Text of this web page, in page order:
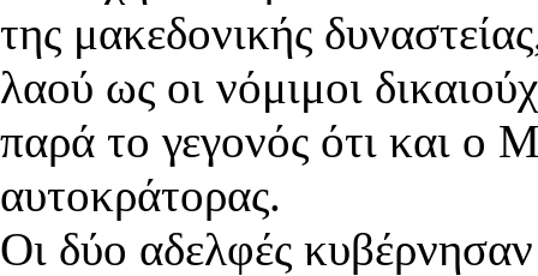
της μακεδονικής
λαού ως οι νόμιμοι
παρά το γεγονός ότι και ο
αυτοκράτορας.
Οι δύο αδελφές